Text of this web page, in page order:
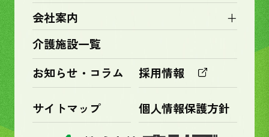
会社案内 +
介護施設一覧
お知らせ・コラム
採用情報
サイトマップ 個人情報保護方針